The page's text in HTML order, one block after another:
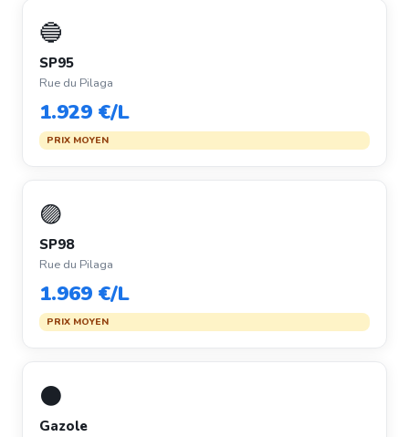
🔵
SP95
Rue du Pilaga
1.929 €/L
PRIX MOYEN
🟣
SP98
Rue du Pilaga
1.969 €/L
PRIX MOYEN
⚫
Gazole